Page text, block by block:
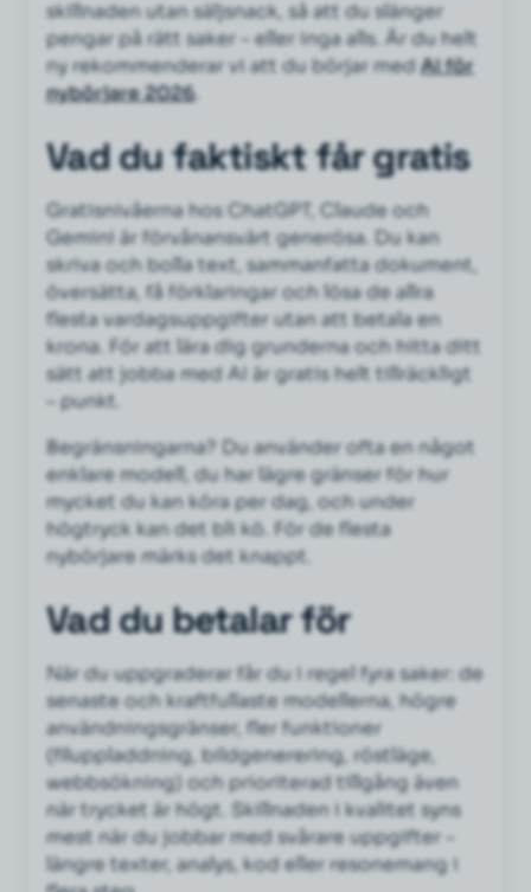
skillnaden utan säljsnack, så att du slänger
pengar på rätt saker – eller inga alls. Är du helt
ny rekommenderar vi att du börjar medAI för
nybörjare 2026.
Vad du faktiskt får gratis
Gratisnivåerna hos ChatGPT, Claude och
Gemini är förvånansvärt generösa. Du kan
skriva och bolla text, sammanfatta dokument,
översätta, få förklaringar och lösa de allra
flesta vardagsuppgifter utan att betala en
krona. För att lära dig grunderna och hitta ditt
sätt att jobba med AI är gratis helt tillräckligt
– punkt.
Begränsningarna? Du använder ofta en något
enklare modell, du har lägre gränser för hur
mycket du kan köra per dag, och under
högtryck kan det bli kö. För de flesta
nybörjare märks det knappt.
Vad du betalar för
När du uppgraderar får du i regel fyra saker: de
senaste och kraftfullaste modellerna, högre
användningsgränser, fler funktioner
(filuppladdning, bildgenerering, röstläge,
webbsökning) och prioriterad tillgång även
när trycket är högt. Skillnaden i kvalitet syns
mest när du jobbar med svårare uppgifter –
längre texter, analys, kod eller resonemang i